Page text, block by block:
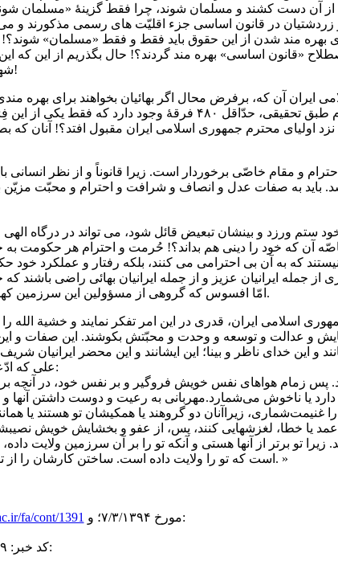
آن دست کشند و مسلمان شوند، چرا فقط گزینۀ «مسلمان
در قانون اساسی جزء اقلیّت های رسمی مذکورند و می
بهره مند شدن از این حقوق باید فقط و فقط «مسلمان» شوند؟!
«قانون اساسی» بهره مند گردند؟! حال بگذریم از این که
شهروندی شان بهره مند نبوده و نیستند!
ایران آن که، برفرض محال اگر بهائیان بخواهند برای بهره
نزد اولیای محترم جمهوری اسلامی ایران مقبول افتد؟! آنان
باید به صفات عدل و انصاف و شرافت و احترام و محبّت مزیّن
خود ستم ورزد و بینشان تبعیض قائل شود، می تواند در درگاه
آن که خود را دینی هم بداند؟! حُرمت و احترام هر حکومت
که به آن بی احترامی می کنند، بلکه رفتار و عملکرد
ایرانیان عزیز و از جمله ایرانیان بهائی راضی باشند
امّا افسوس که گروهی از مسؤولین این سرزمین کهن چنان کرده اند که چنین شده است.
ایران، قدری در این امر تفکر نمایند و خشیة الله
و عدالت و توسعه و وحدت و محبّتش بکوشند. این صفات و
و این خدای ناظر و بینا؛ این ایشانند و این محضر ایرانیان
علی که ادّعای ولایش را دارند که فرموده است:
یا ناخوش می‌شمارد.مهربانی به رعیت و دوست داشتن
زیراآنان دو گروهند یا همکیشان تو هستند یا
یا خطا، لغزشهایی کنند، پس، از عفو و بخشایش خویش
تو برتر از آنها هستی و آنکه تو را بر آن سرزمین ولایت
است که تو را ولایت داده است. ساختن کارشان را از تو خواسته و تو را به آنها آزموده است. »
fa/cont/1391
مورخ ٧/٣/١٣٩۴؛ و:
کد خبر: ۵۲۲۲۵۶۹ مورّخ ۱۶ خرداد ۱۳۹۴ و نیز: